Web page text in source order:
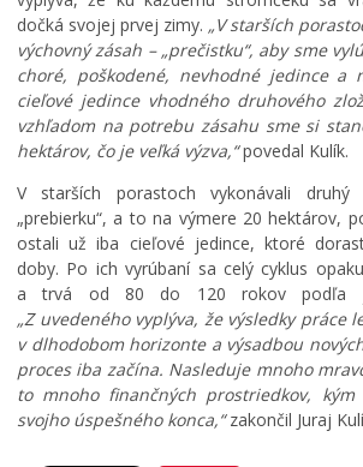
dočká svojej prvej zimy. „V starších
výchovný zásah – „prečistku“, aby sme
choré, poškodené, nevhodné jedince a
cieľové jedince vhodného druhového
vzhľadom na potrebu zásahu sme si
hektárov, čo je veľká výzva,“povedal Kulík.
V starších porastoch vykonávali druhý
„prebierku“, a to na výmere 20 hektárov,
ostali už iba cieľové jedince, ktoré
doby. Po ich vyrúbaní sa celý cyklus
a trvá od 80 do 120 rokov podľa
„Z uvedeného vyplýva, že výsledky práce
v dlhodobom horizonte a výsadbou
proces iba začína. Nasleduje mnoho
to mnoho finančných prostriedkov,
svojho úspešného konca,“zakončil Juraj
v
á
d
z
k
o
ý
p
o
r
a
d
o
0
r
p
r
e
p
í
a
l
h
r
a
n
i
c
u
0
T
r
o
j
i
c
v
K
e
ž
m
a
r
k
u
0